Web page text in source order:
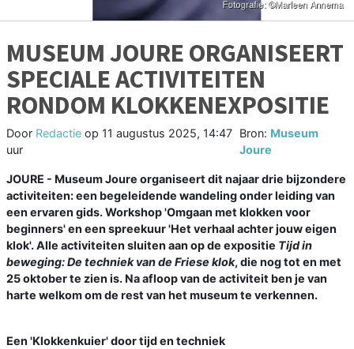
MUSEUM JOURE ORGANISEERT
SPECIALE ACTIVITEITEN
RONDOM KLOKKENEXPOSITIE
Door Redactie op 11 augustus 2025, 14:47
uur
Bron: Museum
Joure
JOURE - Museum Joure organiseert dit najaar drie bijzondere
activiteiten: een begeleidende wandeling onder leiding van
een ervaren gids. Workshop 'Omgaan met klokken voor
beginners' en een spreekuur 'Het verhaal achter jouw eigen
klok'. Alle activiteiten sluiten aan op de expositie Tijd in
beweging: De techniek van de Friese klok, die nog tot en met
25 oktober te zien is. Na afloop van de activiteit ben je van
harte welkom om de rest van het museum te verkennen.
Een 'Klokkenkuier' door tijd en techniek